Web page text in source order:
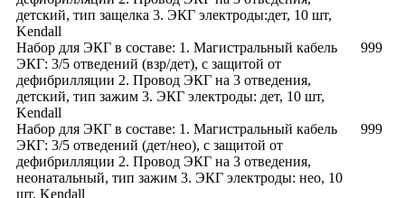
детский, тип защелка 3. ЭКГ электроды:дет, 10 шт,
Kendall
Набор для ЭКГ в составе: 1. Магистральный кабель
ЭКГ: 3/5 отведений (взр/дет), с защитой от
дефибрилляции 2. Провод ЭКГ на 3 отведения,
детский, тип зажим 3. ЭКГ электроды: дет, 10 шт,
Kendall
999
Набор для ЭКГ в составе: 1. Магистральный кабель
ЭКГ: 3/5 отведений (дет/нео), с защитой от
дефибрилляции 2. Провод ЭКГ на 3 отведения,
неонатальный, тип зажим 3. ЭКГ электроды: нео, 10
шт, Kendall
999